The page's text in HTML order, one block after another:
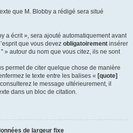
que M. Blobby a rédigé sera situé
a écrit », sera ajouté automatiquement avant
que vous devez obligatoirement insérer
» autour du nom que vous citez, ils ne sont
permet de citer quelque chose de manière
le texte entre les balises « [quote]
le message ultérieurement, il
dans un bloc de citation.
de largeur fixe